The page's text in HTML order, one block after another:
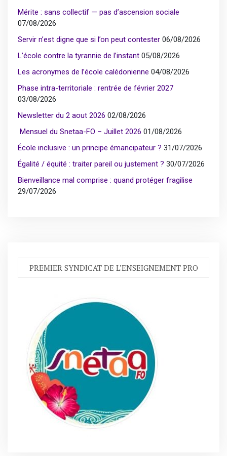
Mérite : sans collectif — pas d’ascension sociale
07/08/2026
Servir n’est digne que si l’on peut contester 06/08/2026
L’école contre la tyrannie de l’instant 05/08/2026
Les acronymes de l’école calédonienne 04/08/2026
Phase intra-territoriale : rentrée de février 2027
03/08/2026
Newsletter du 2 aout 2026 02/08/2026
Mensuel du Snetaa-FO – Juillet 2026 01/08/2026
École inclusive : un principe émancipateur ? 31/07/2026
Égalité / équité : traiter pareil ou justement ? 30/07/2026
Bienveillance mal comprise : quand protéger fragilise
29/07/2026
PREMIER SYNDICAT DE L’ENSEIGNEMENT PRO